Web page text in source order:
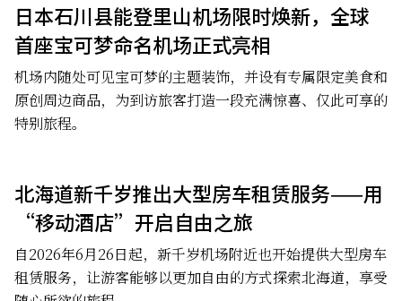
日本石川县能登里山机场限时焕新，全球
首座宝可梦命名机场正式亮相
机场内随处可见宝可梦的主题装饰，并设有专属限定美食和
原创周边商品，为到访旅客打造一段充满惊喜、仅此可享的
特别旅程。
北海道新千岁推出大型房车租赁服务——用
“移动酒店”开启自由之旅
自2026年6月26日起，新千岁机场附近也开始提供大型房车
租赁服务，让游客能够以更加自由的方式探索北海道，享受